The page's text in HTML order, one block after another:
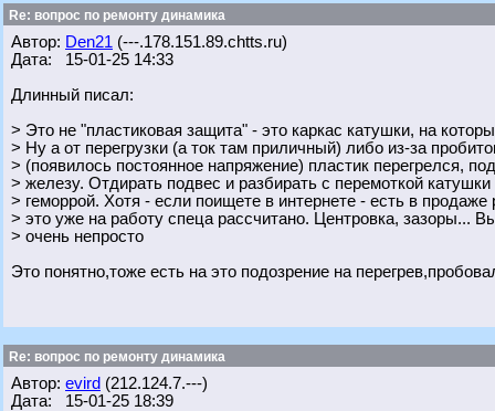
Re: вопрос по ремонту динамика
Автор: Den21 (---.178.151.89.chtts.ru)
Дата: 15-01-25 14:33
Длинный писал:
> Это не "пластиковая защита" - это каркас катушки, на
> Ну а от перегрузки (а ток там приличный) либо из-за
> (появилось постоянное напряжение) пластик перегрелся,
> железу. Отдирать подвес и разбирать с перемоткой
> геморрой. Хотя - если поищете в интернете - есть в
> это уже на работу спеца рассчитано. Центровка, зазоры...
> очень непросто
Это понятно,тоже есть на это подозрение на
Re: вопрос по ремонту динамика
Автор: evird (212.124.7.---)
Дата: 15-01-25 18:39